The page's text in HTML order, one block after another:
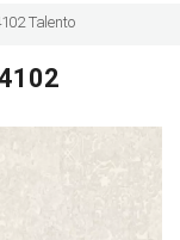
Talento